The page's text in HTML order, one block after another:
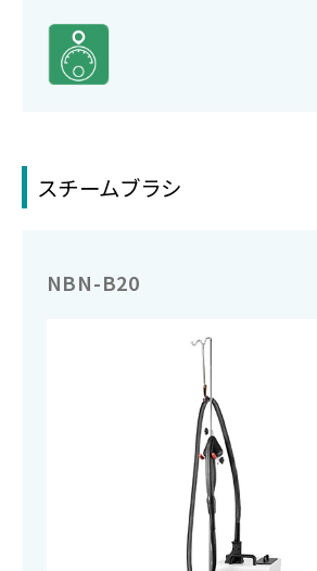
スチームブラシ
NBN-B20